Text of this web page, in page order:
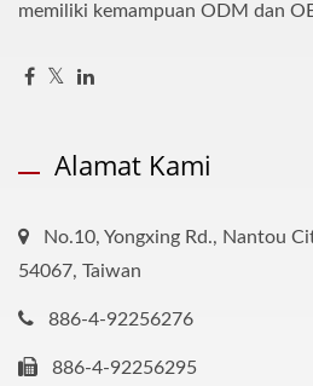
memiliki kemampuan ODM dan
Alamat Kami
No.10, Yongxing Rd., Nantou
54067, Taiwan
886-4-92256276
886-4-92256295